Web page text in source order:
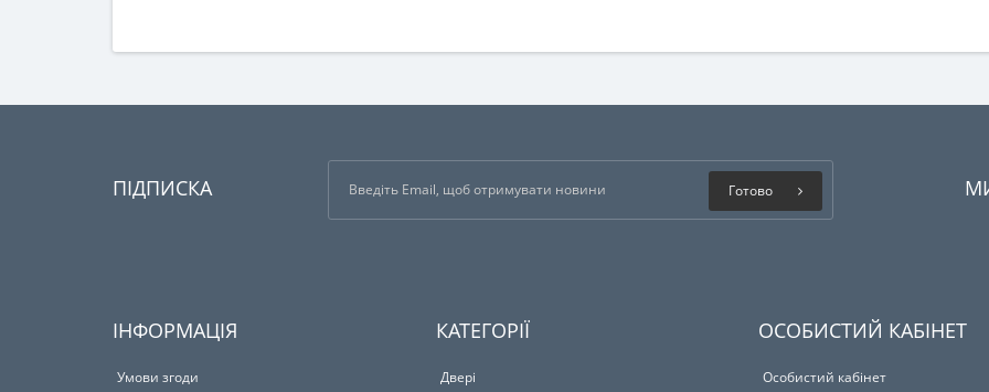
ПІДПИСКА Готово
ІНФОРМАЦІЯ
Умови згоди
КАТЕГОРІЇ
Двері
ОСОБИСТИЙ КАБІНЕТ
Особистий кабінет